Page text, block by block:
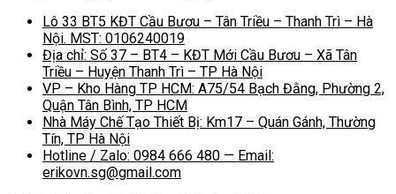
Lô 33 BT5 KĐT Cầu Bươu – Tân Triều – Thanh Trì – Hà
Nội. MST: 0106240019
Địa chỉ: Số 37 – BT4 – KĐT Mới Cầu Bươu – Xã Tân
Triều – Huyện Thanh Trì – TP Hà Nội
VP – Kho Hàng TP HCM: A75/54 Bạch Đằng, Phường 2,
Quận Tân Bình, TP HCM
Nhà Máy Chế Tạo Thiết Bị: Km17 – Quán Gánh, Thường
Tín, TP Hà Nội
Hotline / Zalo: 0984 666 480 — Email:
erikovn.sg@gmail.com